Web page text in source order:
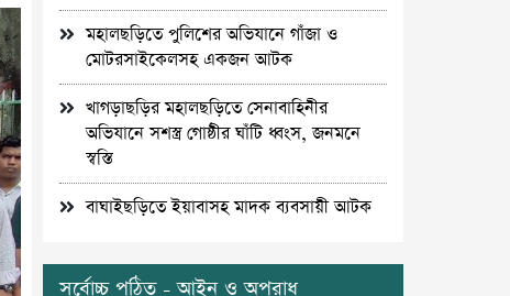
মহালছড়িতে পুলিশের অভিযানে গাঁজা ও
মোটরসাইকেলসহ একজন আটক
খাগড়াছড়ির মহালছড়িতে সেনাবাহিনীর
অভিযানে সশস্ত্র গোষ্ঠীর ঘাঁটি ধ্বংস, জনমনে
স্বস্তি
বাঘাইছড়িতে ইয়াবাসহ মাদক ব্যবসায়ী আটক
সর্বোচ্চ পঠিত - আইন ও অপরাধ